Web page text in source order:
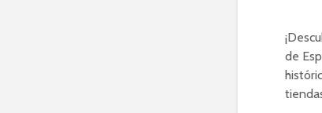
de